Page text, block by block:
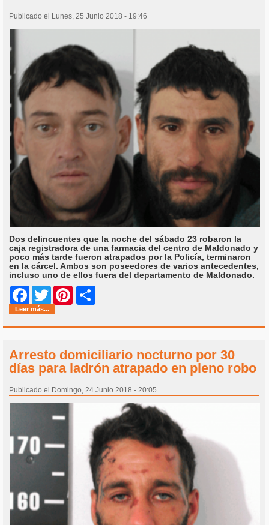
Publicado el Lunes, 25 Junio 2018 - 19:46
Dos delincuentes que la noche del sábado 23 robaron la
caja registradora de una farmacia del centro de Maldonado y
poco más tarde fueron atrapados por la Policía, terminaron
en la cárcel. Ambos son poseedores de varios antecedentes,
incluso uno de ellos fuera del departamento de Maldonado.
Facebook
Twitter Pinterest
Leer más...
Arresto domiciliario nocturno por 30
días para ladrón atrapado en pleno robo
Publicado el Domingo, 24 Junio 2018 - 20:05